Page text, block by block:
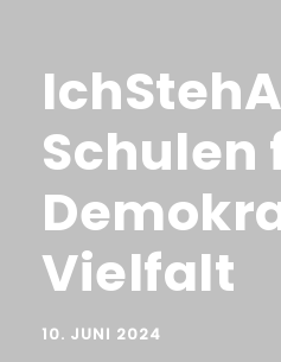
Schulen
Vielfalt
10. JUNI 2024